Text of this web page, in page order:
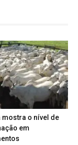
mostra o nível de
em